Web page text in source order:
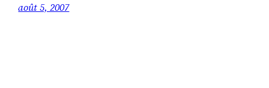
août 5, 2007